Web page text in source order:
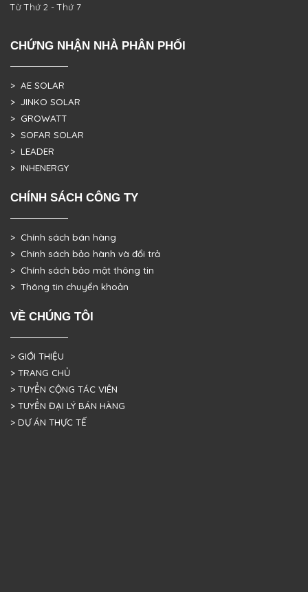
Từ Thứ 2 - Thứ 7
CHỨNG NHẬN NHÀ PHÂN PHỐI
> AE SOLAR
> JINKO SOLAR
> GROWATT
> SOFAR SOLAR
> LEADER
> INHENERGY
CHÍNH SÁCH CÔNG TY
> Chính sách bán hàng
> Chính sách bảo hành và đổi trả
> Chính sách bảo mật thông tin
> Thông tin chuyển khoản
VỀ CHÚNG TÔI
> GIỚI THIỆU
> TRANG CHỦ
> TUYỂN CỘNG TÁC VIÊN
> TUYỂN ĐẠI LÝ BÁN HÀNG
> DỰ ÁN THỰC TẾ